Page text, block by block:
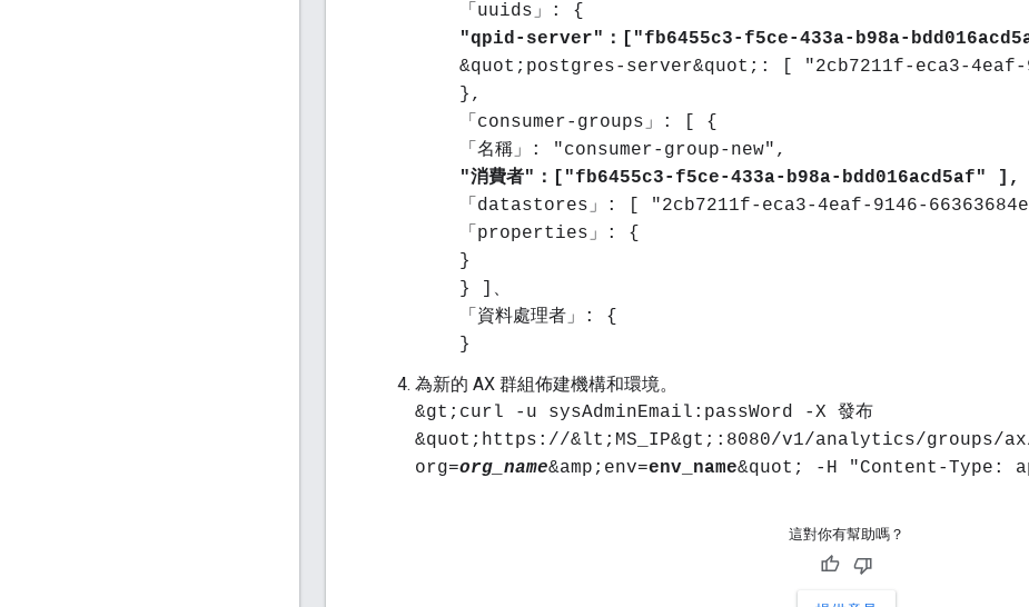
「uuids」: {
"qpid-server"：["fb6455c3-f5ce-433a-b98a-
&quot;postgres-server&quot;: [ "2cb7211f-eca3-4eaf-
},
「consumer-groups」: [ {
「名稱」: "consumer-group-new",
"消費者"：["fb6455c3-f5ce-433a-b98a-bdd016acd5af" ],
「datastores」: [ "2cb7211f-eca3-4eaf-9146-
「properties」: {
}
} ]、
「資料處理者」: {
}
為新的 AX 群組佈建機構和環境。
&gt;curl -u sysAdminEmail:passWord -X 發布
&quot;https://&lt;MS_IP&gt;:8080/v1/analytics/groups/ax/
org=org_name&amp;env=env_name&quot; -H "Content-Type:
這對你有幫助嗎？